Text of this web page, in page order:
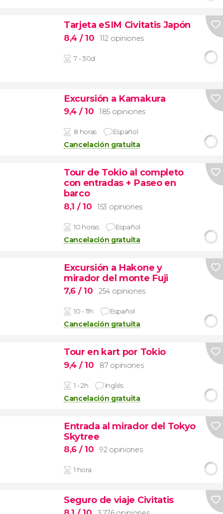
Tarjeta eSIM Civitatis Japón
8,4 / 10 112 opiniones
7 - 30d
Excursión a Kamakura
9,4 / 10 185 opiniones
8 horas Español
Cancelación gratuita
Tour de Tokio al completo
con entradas + Paseo en
barco
8,1 / 10 153 opiniones
10 horas Español
Cancelación gratuita
Excursión a Hakone y
mirador del monte Fuji
7,6 / 10 254 opiniones
10 - 11h Español
Cancelación gratuita
Tour en kart por Tokio
9,4 / 10 87 opiniones
1 - 2h Inglés
Cancelación gratuita
Entrada al mirador del Tokyo
Skytree
8,6 / 10 92 opiniones
1 hora
Seguro de viaje Civitatis